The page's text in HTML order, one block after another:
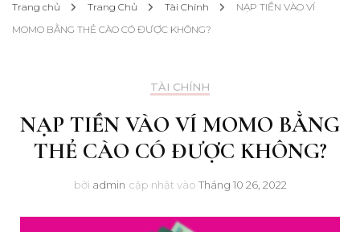
Trang chủ Trang Chủ Tài Chính
NẠP TIỀN VÀO VÍ
MOMO BẰNG THẺ CÀO CÓ ĐƯỢC KHÔNG?
TÀI CHÍNH
NẠP TIỀN VÀO VÍ MOMO BẰNG
THẺ CÀO CÓ ĐƯỢC KHÔNG?
bởi admin cập nhật vào Tháng 10 26, 2022